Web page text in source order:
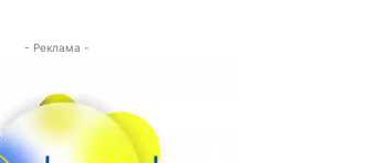
- Реклама -